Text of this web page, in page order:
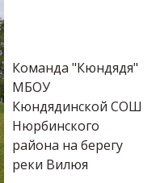
Команда "Кюндядя"
МБОУ
Кюндядинской СОШ
Нюрбинского
района на берегу
реки Вилюя